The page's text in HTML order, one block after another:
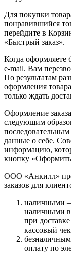
Для покупки
понравившийся
перейдите в
«Быстрый заказ».
Когда
e-mail. Вам
По результатам
оформления
только ждать
Оформление
следующим
данные о себе.
информацию,
кнопку «Оформить
ООО «Анкилл»
заказов для
наличными –
наличными в
при
кассовый
оплату по